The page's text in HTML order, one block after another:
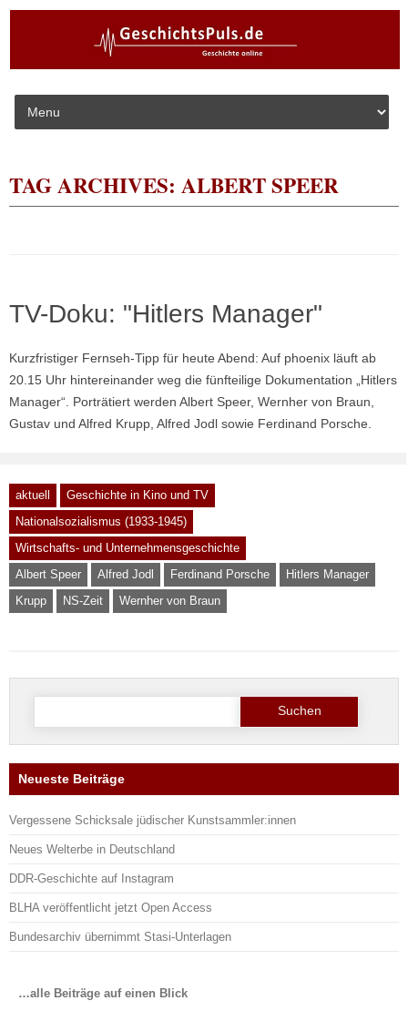
Skip to content
TAG ARCHIVES: ALBERT SPEER
TV-Doku: "Hitlers Manager"
Kurzfristiger Fernseh-Tipp für heute Abend: Auf phoenix läuft ab
20.15 Uhr hintereinander weg die fünfteilige Dokumentation „Hitlers
Manager“. Porträtiert werden Albert Speer, Wernher von Braun,
Gustav und Alfred Krupp, Alfred Jodl sowie Ferdinand Porsche.
aktuell
Geschichte in Kino und TV
Nationalsozialismus (1933-1945)
Wirtschafts- und Unternehmensgeschichte
Albert Speer
Alfred Jodl Ferdinand Porsche
Hitlers Manager
Krupp
NS-Zeit Wernher von Braun
Suche
Neueste Beiträge
Vergessene Schicksale jüdischer Kunstsammler:innen
Neues Welterbe in Deutschland
DDR-Geschichte auf Instagram
BLHA veröffentlicht jetzt Open Access
Bundesarchiv übernimmt Stasi-Unterlagen
…alle Beiträge auf einen Blick